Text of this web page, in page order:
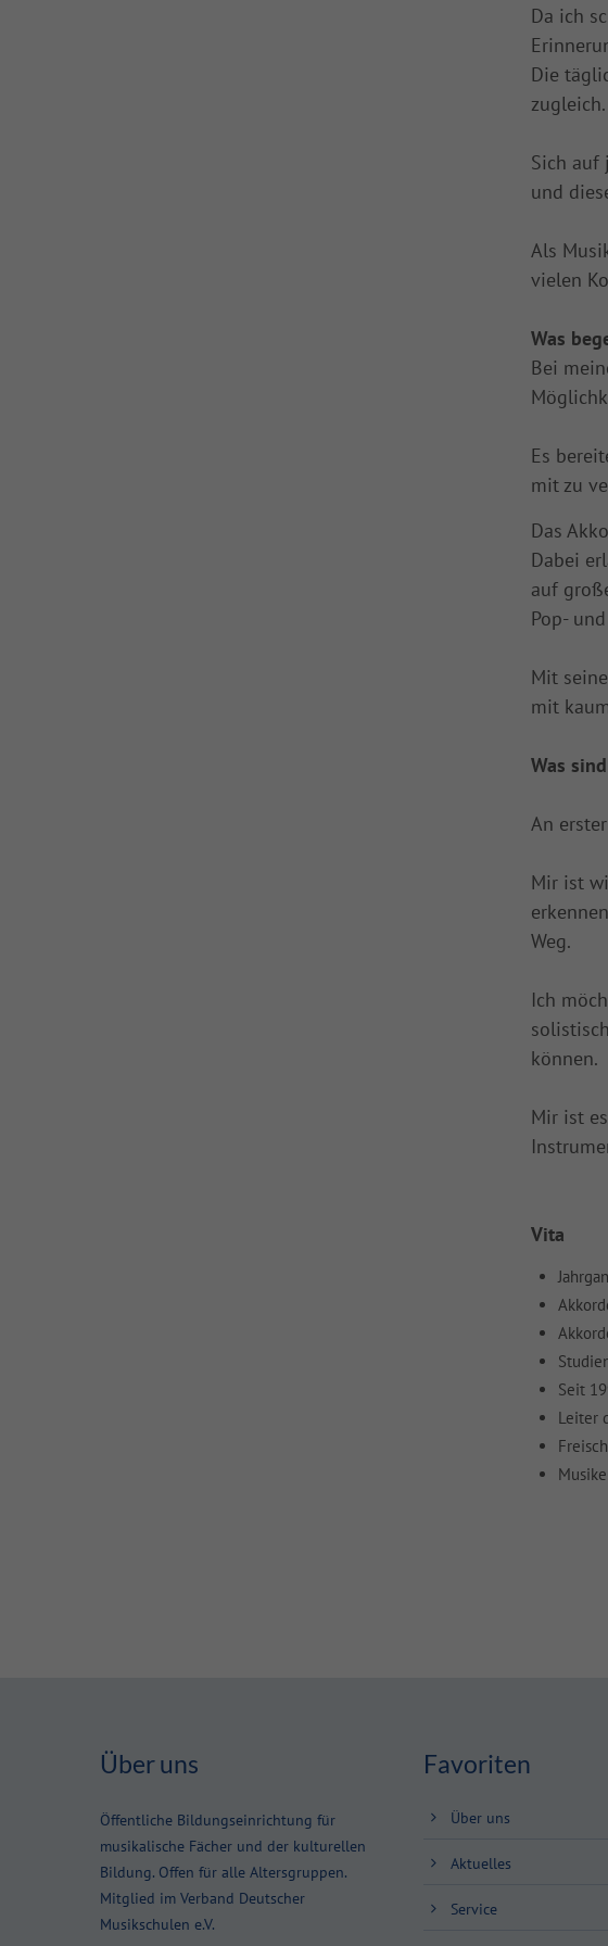
Da ich
Die
zugleich.
Sich auf
und
Als
vielen
Was
Bei
Es
mit zu
Das
Dabei
auf
Pop-
Mit
mit
Was
An
Mir ist
Weg.
Ich
können.
Mir ist
Vita
Seit
Leiter
Über uns
Öffentliche Bildungseinrichtung für
musikalische Fächer und der kulturellen
Bildung. Offen für alle Altersgruppen.
Mitglied im Verband Deutscher
Musikschulen e.V.
Favoriten
Über uns
Aktuelles
Service